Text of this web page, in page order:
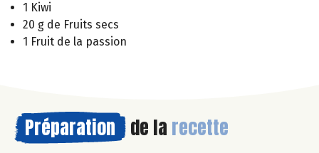
1 Kiwi
20 g de Fruits secs
1 Fruit de la passion
Préparation de la recette